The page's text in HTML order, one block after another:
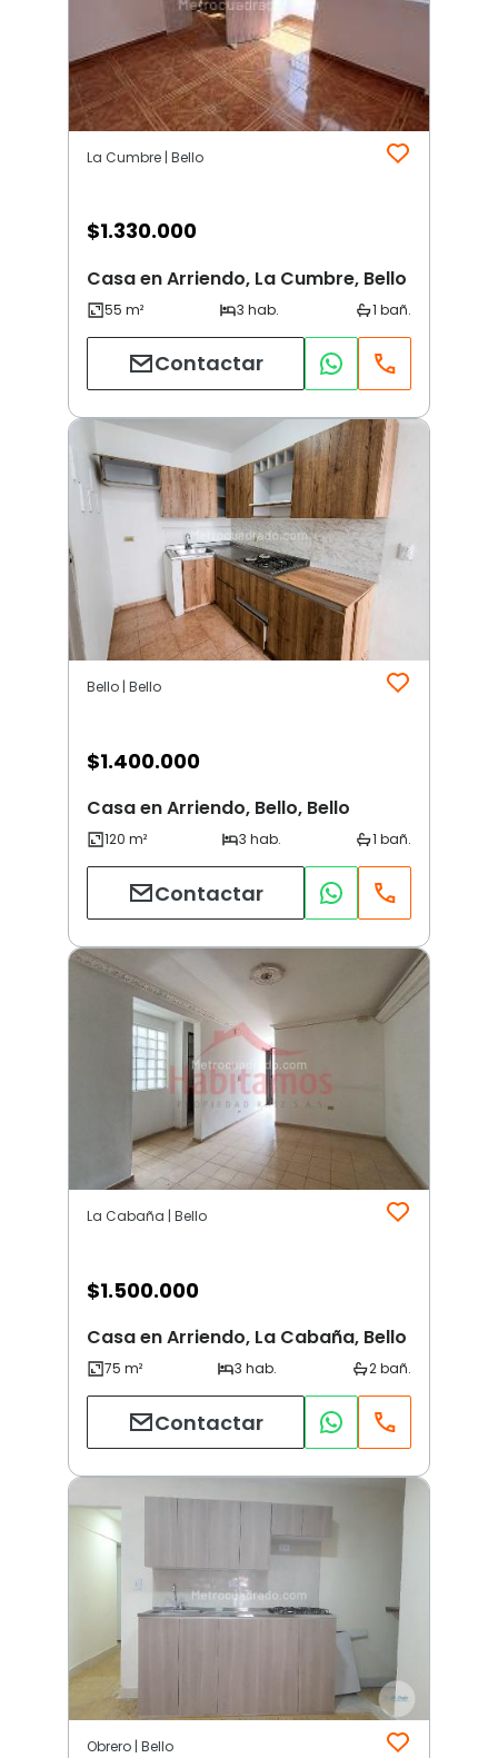
La Cumbre | Bello
$1.330.000
Casa en Arriendo, La Cumbre, Bello
Contactar
Bello | Bello
$1.400.000
Casa en Arriendo, Bello, Bello
Contactar
La Cabaña | Bello
$1.500.000
Casa en Arriendo, La Cabaña, Bello
Contactar
Obrero | Bello